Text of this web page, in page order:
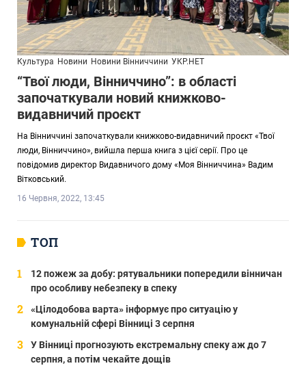
Культура Новини Новини Вінниччини УКР.НЕТ
“Твої люди, Вінниччино”: в області
започаткували новий книжково-
видавничий проєкт
На Вінниччині започаткували книжково-видавничий проєкт «Твої
люди, Вінниччино», вийшла перша книга з цієї серії. Про це
повідомив директор Видавничого дому «Моя Вінниччина» Вадим
Вітковський.
16 Червня, 2022, 13:45
ТОП
12 пожеж за добу: рятувальники попередили вінничан
про особливу небезпеку в спеку
«Цілодобова варта» інформує про ситуацію у
комунальній сфері Вінниці 3 серпня
У Вінниці прогнозують екстремальну спеку аж до 7
серпня, а потім чекайте дощів